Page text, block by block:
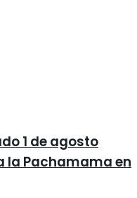
1 de agosto
la Pachamama en